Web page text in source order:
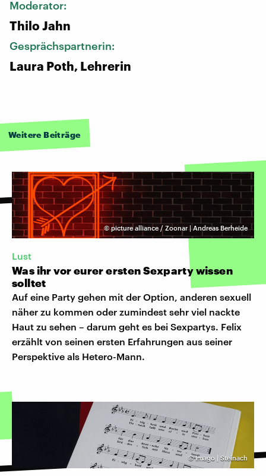
Moderator:
Thilo Jahn
Gesprächspartnerin:
Laura Poth, Lehrerin
Weitere Beiträge
©picture alliance / Zoonar | Andreas Berheide
Lust
Was ihr vor eurer ersten Sexparty wissen
solltet
Auf eine Party gehen mit der Option, anderen sexuell
näher zu kommen oder zumindest sehr viel nackte
Haut zu sehen – darum geht es bei Sexpartys. Felix
erzählt von seinen ersten Erfahrungen aus seiner
Perspektive als Hetero-Mann.
©Imago | Steinach